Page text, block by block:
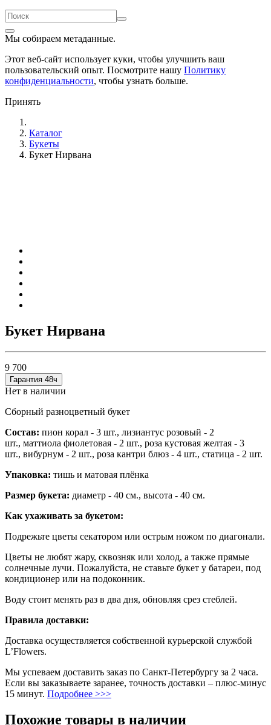
Мы собираем метаданные.
Этот веб-сайт использует куки, чтобы улучшить ваш
пользовательский опыт. Посмотрите нашу Политику
конфиденциальности, чтобы узнать больше.
Принять
Каталог
Букеты
Букет Нирвана
Букет Нирвана
9 700
Гарантия 48ч
Нет в наличии
Сборный разноцветный букет
Состав: пион корал - 3 шт., лизиантус розовый - 2
шт., маттиола фиолетовая - 2 шт., роза кустовая желтая - 3
шт., вибурнум - 2 шт., роза кантри блюз - 4 шт., статица - 2 шт.
Упаковка: тишь и матовая плёнка
Размер букета: диаметр - 40 см., высота - 40 см.
Как ухаживать за букетом:
Подрежьте цветы секатором или острым ножом по диагонали.
Цветы не любят жару, сквозняк или холод, а также прямые
солнечные лучи. Пожалуйста, не ставьте букет у батареи, под
кондиционер или на подоконник.
Воду стоит менять раз в два дня, обновляя срез стеблей.
Правила доставки:
Доставка осуществляется собственной курьерской службой
L’Flowers.
Мы успеваем доставить заказ по Санкт-Петербургу за 2 часа.
Если вы заказываете заранее, точность доставки – плюс-минус
15 минут. Подробнее >>>
Похожие товары в наличии